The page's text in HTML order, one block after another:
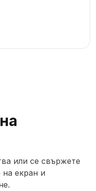
или се свържете
екран и